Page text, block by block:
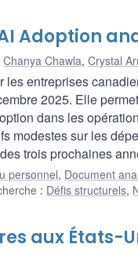
Adoption
Chanya Chawla, Crystal
les entreprises
2025. Elle
dans les
modestes sur les
trois prochaines
personnel, Document
: Défis structurels,
aux États-